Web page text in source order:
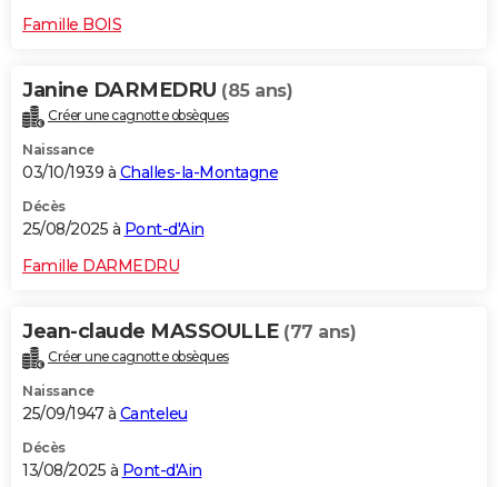
Famille BOIS
Janine DARMEDRU (85 ans)
Créer une cagnotte obsèques
Naissance
03/10/1939 à Challes-la-Montagne
Décès
25/08/2025 à Pont-d'Ain
Famille DARMEDRU
Jean-claude MASSOULLE (77 ans)
Créer une cagnotte obsèques
Naissance
25/09/1947 à Canteleu
Décès
13/08/2025 à Pont-d'Ain